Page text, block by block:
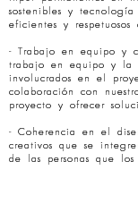
sostenibles y
eficientes y
- Trabajo en equipo y
trabajo en equipo y la
involucrados en el
colaboración con
proyecto y ofrecer
- Coherencia en el
creativos que se
de las personas que